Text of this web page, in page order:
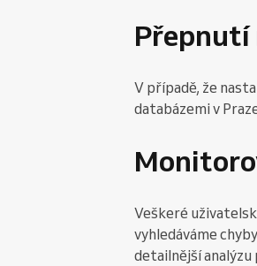
Přepnutí
V případě, že
databázemi v
Veškeré
vyhledáváme
detailnější analýzu